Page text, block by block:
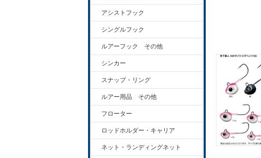
アシストフック
シングルフック
ルアーフック その他
シンカー
スナップ・リング
ルアー用品 その他
フローター
ロッドホルダー・キャリア
ネット・ランディングネット